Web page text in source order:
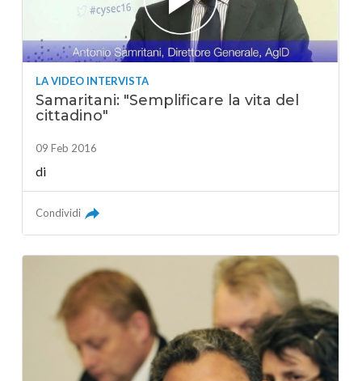
LA VIDEO INTERVISTA
Samaritani: "Semplificare la vita del
cittadino"
09 Feb 2016
di
Condividi